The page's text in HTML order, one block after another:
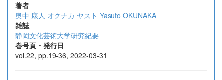
著者
奥中 康人 オクナカ ヤスト Yasuto OKUNAKA
雑誌
静岡文化芸術大学研究紀要
巻号頁・発行日
vol.22, pp.19-36, 2022-03-31